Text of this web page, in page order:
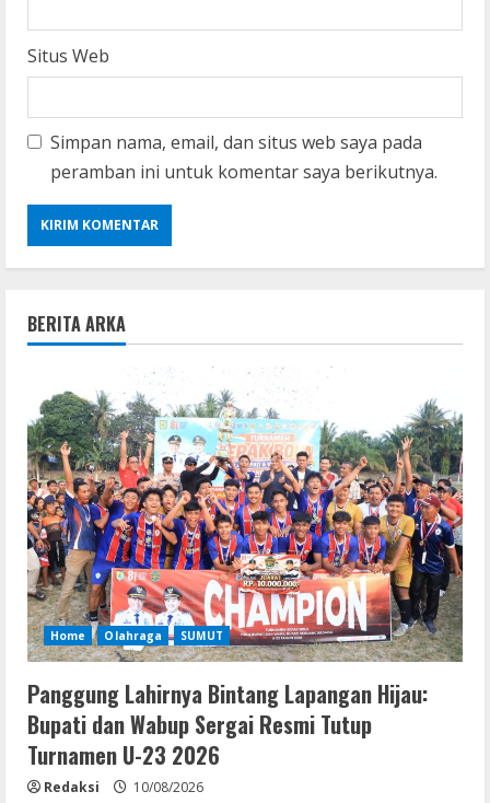
Situs Web
Simpan nama, email, dan situs web saya pada
peramban ini untuk komentar saya berikutnya.
BERITA ARKA
Home Olahraga SUMUT
Panggung Lahirnya Bintang Lapangan Hijau:
Bupati dan Wabup Sergai Resmi Tutup
Turnamen U-23 2026
Redaksi 10/08/2026